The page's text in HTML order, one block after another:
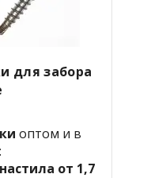
для забора
оптом и в
от 1,7